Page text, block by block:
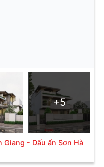
+5
Giang - Dấu ấn Sơn Hà